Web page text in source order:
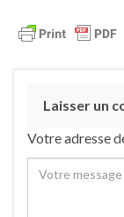
Laisser un
Votre adresse